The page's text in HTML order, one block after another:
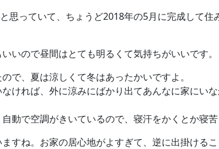
思っていて、ちょうど2018年の5月に完成して
いので昼間はとても明るくて気持ちがいいです。
で、夏は涼しくて冬はあったかいですよ。
ければ、外に涼みにばかり出てあんなに家にい
動で空調がきいているので、寝汗をかくとか寝
すね。お家の居心地がよすぎて、逆に出掛けるこ